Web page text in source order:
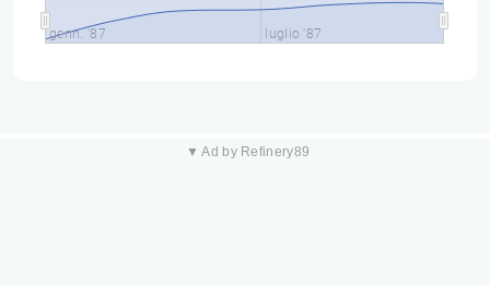
genn. '87 luglio '87
▼ Ad by Refinery89